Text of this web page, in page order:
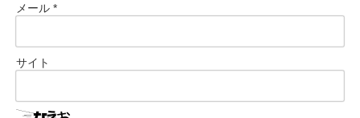
メール *
サイト